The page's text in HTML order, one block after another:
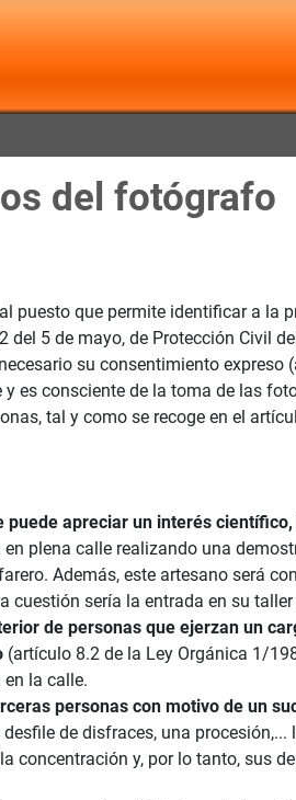
del fotógrafo
puesto que permite identificar a la
5 de mayo, de Protección Civil
su consentimiento
es consciente de la toma de las
tal y como se recoge en el
apreciar un interés
plena calle realizando una
Además, este artesano será
cuestión sería la entrada en su
de personas que ejerzan un
(artículo 8.2 de la Ley Orgánica 1/
la calle.
personas con motivo de un
de disfraces, una
y, por lo tanto, sus